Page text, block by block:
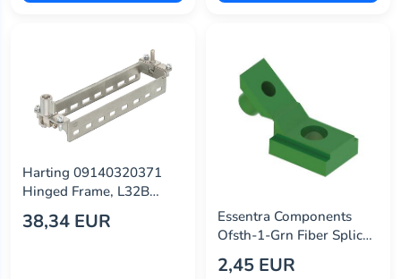
Harting 09140320371
Hinged Frame, L32B
Modula
38,34 EUR
Essentra Components
Ofsth-1-Grn Fiber Splice
Tray Hinge, Green
2,45 EUR